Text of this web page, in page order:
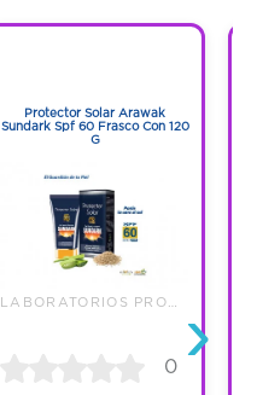
Protector Solar Arawak
Sundark Spf 60 Frasco Con 120
G
0 ›